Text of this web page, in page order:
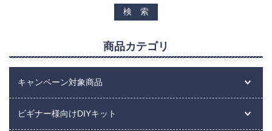
商品カテゴリ
キャンペーン対象商品
ビギナー様向けDIYキット